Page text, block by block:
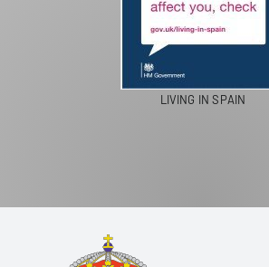
PASEOS EN CAMELLO